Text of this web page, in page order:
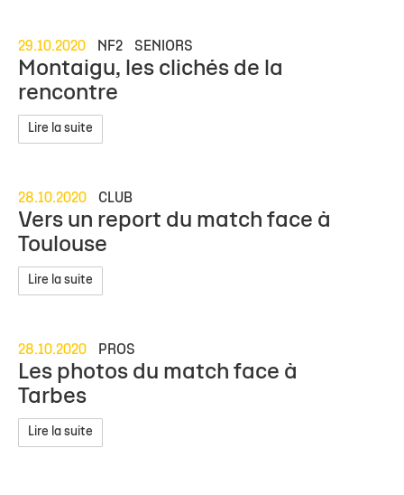
29.10.2020 NF2 SENIORS
Montaigu, les clichés de la
rencontre
Lire la suite
28.10.2020 CLUB
Vers un report du match face à
Toulouse
Lire la suite
28.10.2020 PROS
Les photos du match face à
Tarbes
Lire la suite